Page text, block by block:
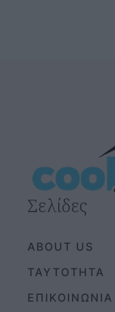
Σελίδες
ABOUT US
ΤΑΥΤΟΤΗΤΑ
ΕΠΙΚΟΙΝΩΝΙΑ